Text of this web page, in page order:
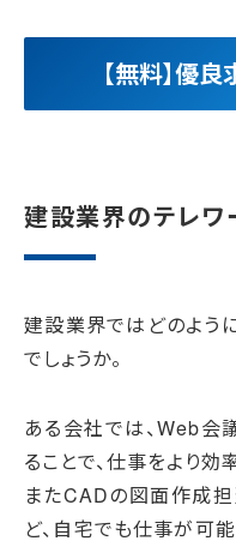
【無料】優
建設業界のテレワ
建設業界ではどのよう
でしょうか。
ある会社では、Web会
ることで、仕事をより効
またCADの図面作成
ど、自宅でも仕事が可